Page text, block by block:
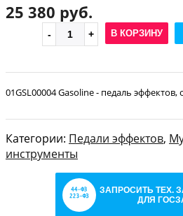
25 380 руб.
В КОРЗИНУ
01GSL00004 Gasoline - педаль
Категории: Педали эффектов,
инструменты
ЗАПРОСИТЬ ТЕХ.
ДЛЯ